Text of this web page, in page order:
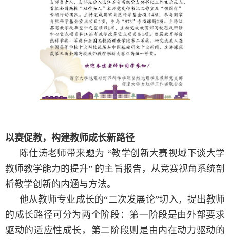
以赛促教，构建教师成长新路径
陈仕涛老师带来题为 “教学创新大赛视域下谈大学
教师教学能力的提升” 的主旨报告，从竞赛视角系统剖
析教学创新的内涵与方法。
他从教师专业成长的“二次发展论”切入，提出教师
的成长路径可分为两个阶段：第一阶段是由外部要求
驱动的适应性成长，第二阶段则是由内在动力驱动的